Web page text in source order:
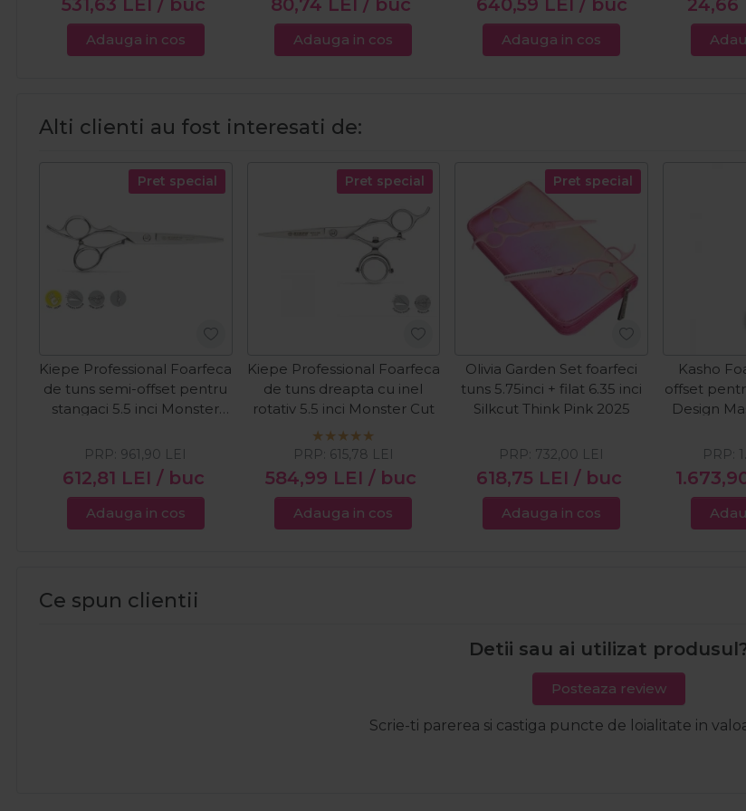
531,63 LEI / buc
Adauga in cos
80,74 LEI / buc
Adauga in cos
640,59 LEI / buc
Adauga in cos
24,66
Alti clienti au fost interesati de:
Pret special
Kiepe Professional Foarfeca
de tuns semi-offset pentru
stangaci 5.5 inci Monster
612,81 LEI / buc
PRP: 961,90 LEI
Adauga in cos
Pret special
Kiepe Professional Foarfeca
de tuns dreapta cu inel
rotativ 5.5 inci Monster Cut
584,99 LEI / buc
PRP: 615,78 LEI
Adauga in cos
Pret special
Olivia Garden Set foarfeci
tuns 5.75inci + filat 6.35 inci
Silkcut Think Pink 2025
618,75 LEI / buc
PRP: 732,00 LEI
Adauga in cos
Kasho
offset
Design
PRP:
Ce spun clientii
Detii sau ai utilizat
Posteaza review
Scrie-ti parerea si castiga puncte de loialitate in